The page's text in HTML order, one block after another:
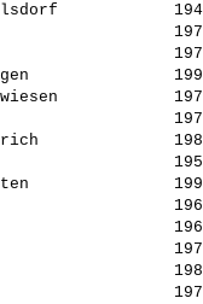
Dielsdorf
Daniel
Michael
Horgen
Uhwiesen
Yves
Zürich
Rod
Hütten
Sigrid
Nancy
Liviu
Marco